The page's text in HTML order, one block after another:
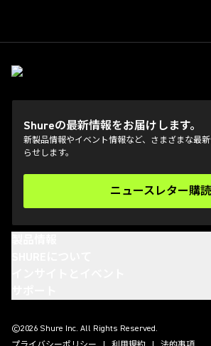
Shureの最新情報をお届けします。
新製品情報やイベント情報など、さまざまな最
らせします。
ニュースレター購読
(Opens in
©2026 Shure Inc. All Rights Reserved.